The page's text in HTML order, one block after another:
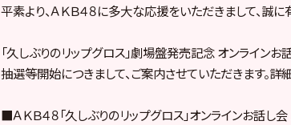
平素より、ＡＫＢ４８に多大な応援をいただきまして、誠に
「久しぶりのリップグロス」劇場盤発売記念 オンライン
抽選等開始につきまして、ご案内させていただきます。詳
■ＡＫＢ４８「久しぶりのリップグロス」オンラインお話